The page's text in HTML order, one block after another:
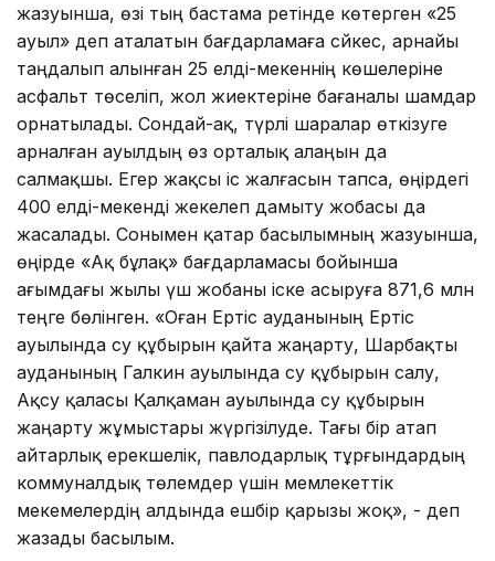
жазуынша, өзі тың бастама ретінде көтерген «25
ауыл» деп аталатын бағдарламаға сәйкес, арнайы
таңдалып алынған 25 елді-мекеннің көшелеріне
асфальт төселіп, жол жиектеріне бағаналы шамдар
орнатылады. Сондай-ақ, түрлі шаралар өткізуге
арналған ауылдың өз орталық алаңын да
салмақшы. Егер жақсы іс жалғасын тапса, өңірдегі
400 елді-мекенді жекелеп дамыту жобасы да
жасалады. Сонымен қатар басылымның жазуынша,
өңірде «Ақ бұлақ» бағдарламасы бойынша
ағымдағы жылы үш жобаны іске асыруға 871,6 млн
теңге бөлінген. «Оған Ертіс ауданының Ертіс
ауылында су құбырын қайта жаңарту, Шарбақты
ауданының Галкин ауылында су құбырын салу,
Ақсу қаласы Қалқаман ауылында су құбырын
жаңарту жұмыстары жүргізілуде. Тағы бір атап
айтарлық ерекшелік, павлодарлық тұрғындардың
коммуналдық төлемдер үшін мемлекеттік
мекемелердің алдында ешбір қарызы жоқ», - деп
жазады басылым.